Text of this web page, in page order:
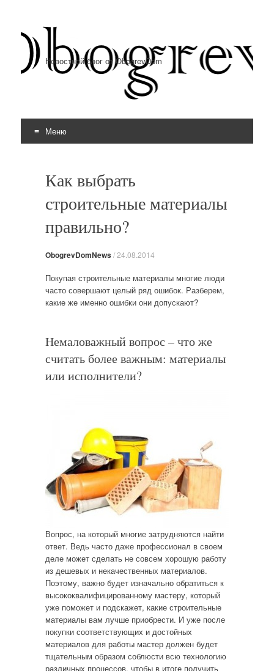
Новостной блог от ObogrevDom
Меню
Как выбрать
строительные материалы
правильно?
ObogrevDomNews/24.08.2014
Покупая строительные материалы многие люди
часто совершают целый ряд ошибок. Разберем,
какие же именно ошибки они допускают?
Немаловажный вопрос – что же
считать более важным: материалы
или исполнители?
Вопрос, на который многие затрудняются найти
ответ. Ведь часто даже профессионал в своем
деле может сделать не совсем хорошую работу
из дешевых и некачественных материалов.
Поэтому, важно будет изначально обратиться к
высококвалифицированному мастеру, который
уже поможет и подскажет, какие строительные
материалы вам лучше приобрести. И уже после
покупки соответствующих и достойных
материалов для работы мастер должен будет
тщательным образом соблюсти всю технологию
различных процессов, чтобы в итоге получить